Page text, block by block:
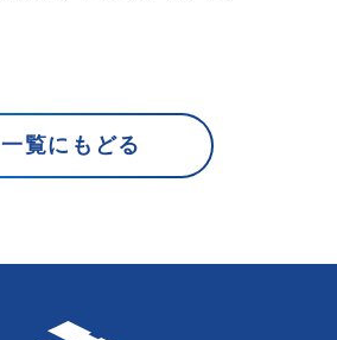
一覧にもどる